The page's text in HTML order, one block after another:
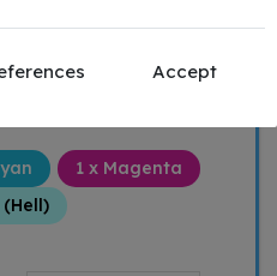
1 x Magenta
(Hell)
Accept